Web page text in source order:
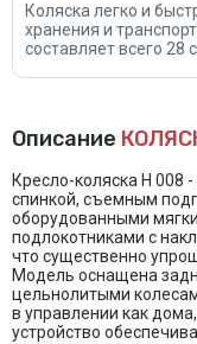
Коляска легко и
хранения и
составляет всего 28
Описание
Кресло-коляска Н 008
спинкой, съемным
оборудованными
подлокотниками с
что существенно
Модель оснащена
цельнолитыми
в управлении как
устройство